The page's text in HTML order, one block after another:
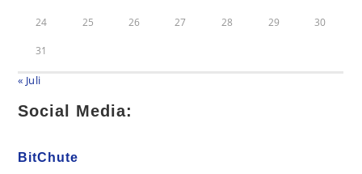
24 25 26 27 28 29 30
31
« Juli
Social Media:
BitChute